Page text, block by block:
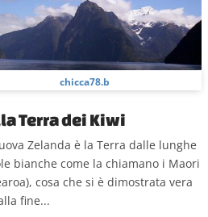
chicca78.b
Terra dei Kiwi
Zelanda è la Terra dalle lunghe
bianche come la chiamano i Maori
cosa che si è dimostrata vera
fine...